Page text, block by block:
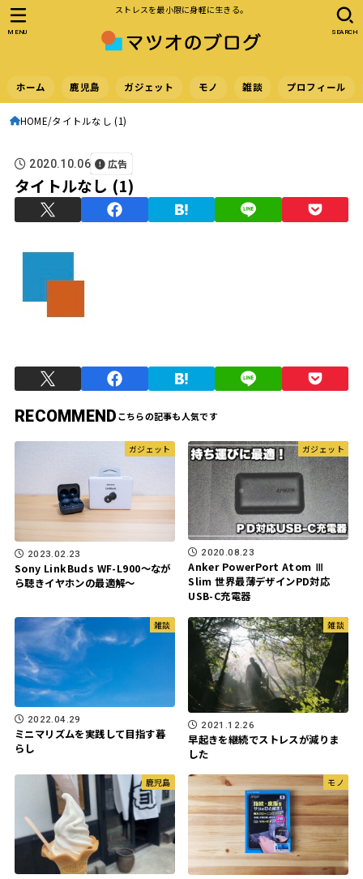
ストレスを最小限に身軽に生きる。
ホーム 鹿児島 ガジェット モノ 雑談 プロフィール
SEARCH
MENU
HOME タイトルなし (1)
2020.10.06 広告
タイトルなし (1)
RECOMMEND
ガジェット
2023.02.23
Sony LinkBuds WF-L900～なが
ら聴きイヤホンの最適解～
ガジェット
2020.08.23
Anker PowerPort Atom Ⅲ
Slim 世界最薄デザインPD対応
USB-C充電器
雑談
2022.04.29
ミニマリズムを実践して目指す暮
らし
雑談
2021.12.26
早起きを継続でストレスが減りま
した
鹿児島 モノ